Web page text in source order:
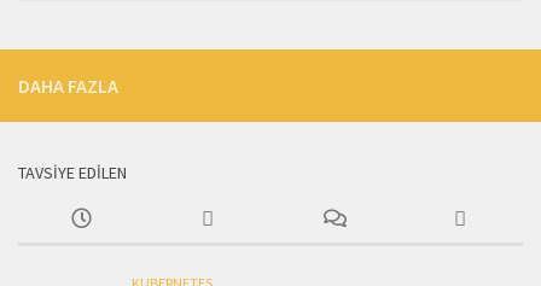
DAHA FAZLA
TAVSİYE EDİLEN